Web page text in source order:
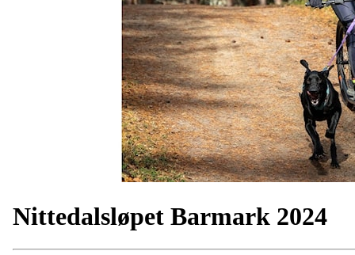
Nittedalsløpet Barmark 2024